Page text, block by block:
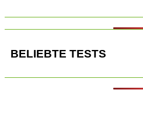
BELIEBTE TESTS